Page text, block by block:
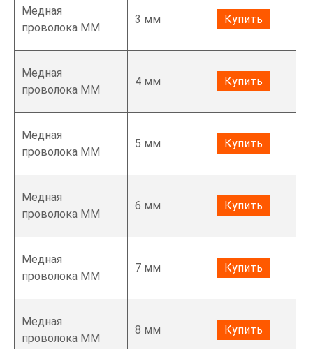
Медная
проволока ММ
3 мм Купить
Медная
проволока ММ
4 мм Купить
Медная
проволока ММ
5 мм Купить
Медная
проволока ММ
6 мм Купить
Медная
проволока ММ
7 мм Купить
Медная
проволока ММ
8 мм Купить